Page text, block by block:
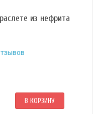
из нефрита
В КОРЗИНУ